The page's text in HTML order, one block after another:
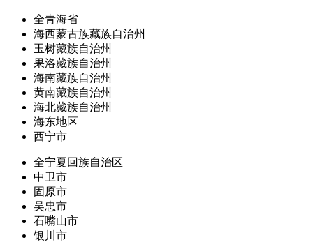
全青海省
海西蒙古族藏族自治州
玉树藏族自治州
果洛藏族自治州
海南藏族自治州
黄南藏族自治州
海北藏族自治州
海东地区
西宁市
全宁夏回族自治区
中卫市
固原市
吴忠市
石嘴山市
银川市